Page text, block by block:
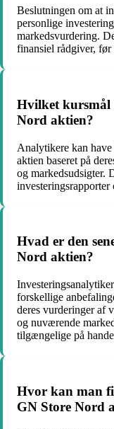
Beslutningen om at
personlige
markedsvurdering.
finansiel rådgiver, før
Hvilket kursmål
Nord aktien?
Analytikere kan
aktien baseret på
og markedsudsigter.
investeringsrapporter
Hvad er den
Nord aktien?
forskellige
deres vurderinger af
og nuværende
tilgængelige på
Hvor kan man
GN Store Nord